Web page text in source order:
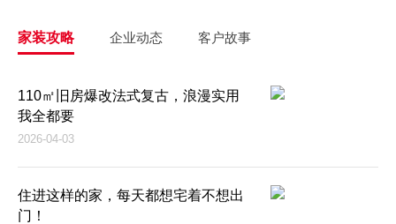
家装攻略 企业动态 客户故事
110㎡旧房爆改法式复古，浪漫实用
我全都要
2026-04-03
住进这样的家，每天都想宅着不想出
门！